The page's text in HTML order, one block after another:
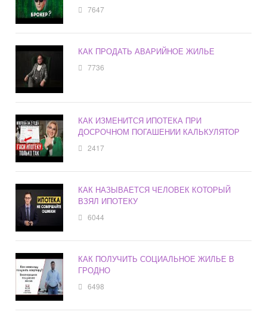
7647
КАК ПРОДАТЬ АВАРИЙНОЕ ЖИЛЬЕ
7736
КАК ИЗМЕНИТСЯ ИПОТЕКА ПРИ
ДОСРОЧНОМ ПОГАШЕНИИ КАЛЬКУЛЯТОР
2417
КАК НАЗЫВАЕТСЯ ЧЕЛОВЕК КОТОРЫЙ
ВЗЯЛ ИПОТЕКУ
6044
КАК ПОЛУЧИТЬ СОЦИАЛЬНОЕ ЖИЛЬЕ В
ГРОДНО
6498